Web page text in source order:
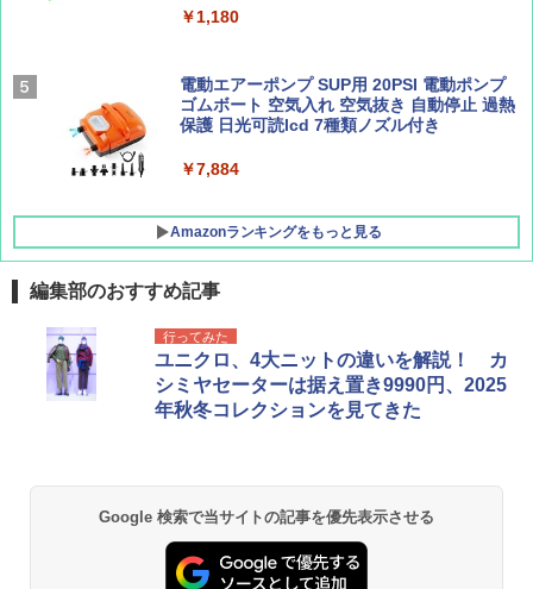
イド ブラックコーティング フルクローズ メ
ッシュ 4人用 簡単設置 ポップアップテント P
ATCW-150B エクルベージュ
￥-
￥1,180
電動エアーポンプ SUP用 20PSI 電動ポンプ
ゴムボート 空気入れ 空気抜き 自動停止 過熱
保護 日光可読lcd 7種類ノズル付き
￥7,884
Amazonランキングをもっと見る
編集部のおすすめ記事
行ってみた
ユニクロ、4大ニットの違いを解説！ カ
シミヤセーターは据え置き9990円、2025
年秋冬コレクションを見てきた
Google 検索で当サイトの記事を優先表示させる